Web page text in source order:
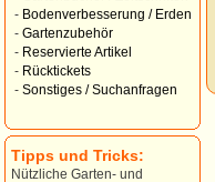
- Bodenverbesserung / Erden
- Gartenzubehör
- Reservierte Artikel
- Rücktickets
- Sonstiges / Suchanfragen
Tipps und Tricks:
Nützliche Garten- und